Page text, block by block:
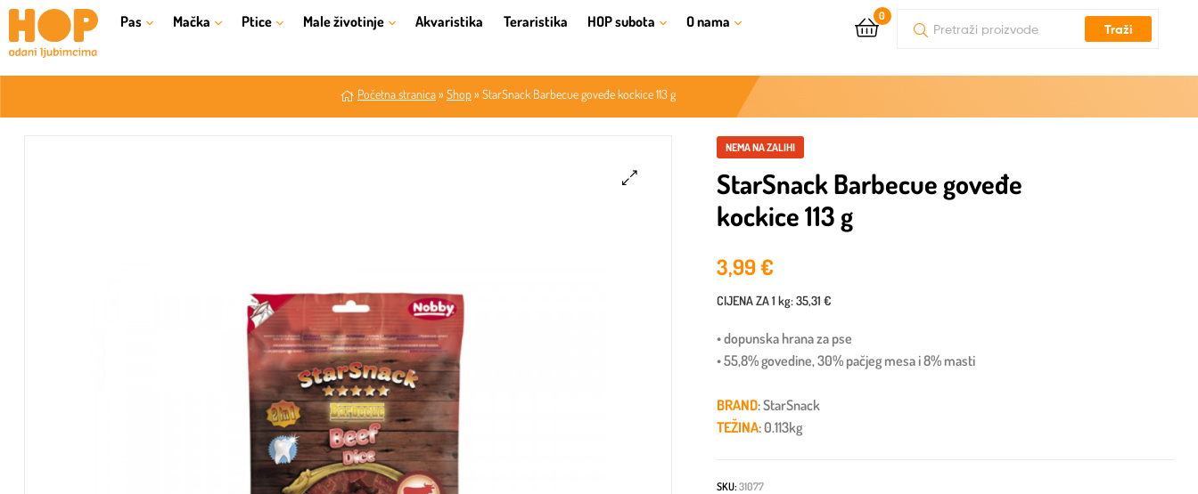
Pas Mačka Ptice Male životinje Akvaristika Teraristika HOP subota O nama 0
Traži
Početna stranica» Shop» StarSnack Barbecue goveđe kockice 113 g
NEMA NA ZALIHI
StarSnack Barbecue goveđe
kockice 113 g
3,99€
CIJENA ZA1 kg:35,31 €
• dopunska hrana za pse
• 55,8% govedine, 30% pačjeg mesa i 8% masti
BRAND: StarSnack
TEŽINA: 0.113kg
SKU:31077